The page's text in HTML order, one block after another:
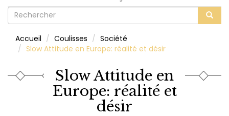
Formulaire
recherche
Accueil Coulisses
Société
Slow Attitude en Europe: réalité et désir
Slow Attitude en
Europe: réalité et
désir